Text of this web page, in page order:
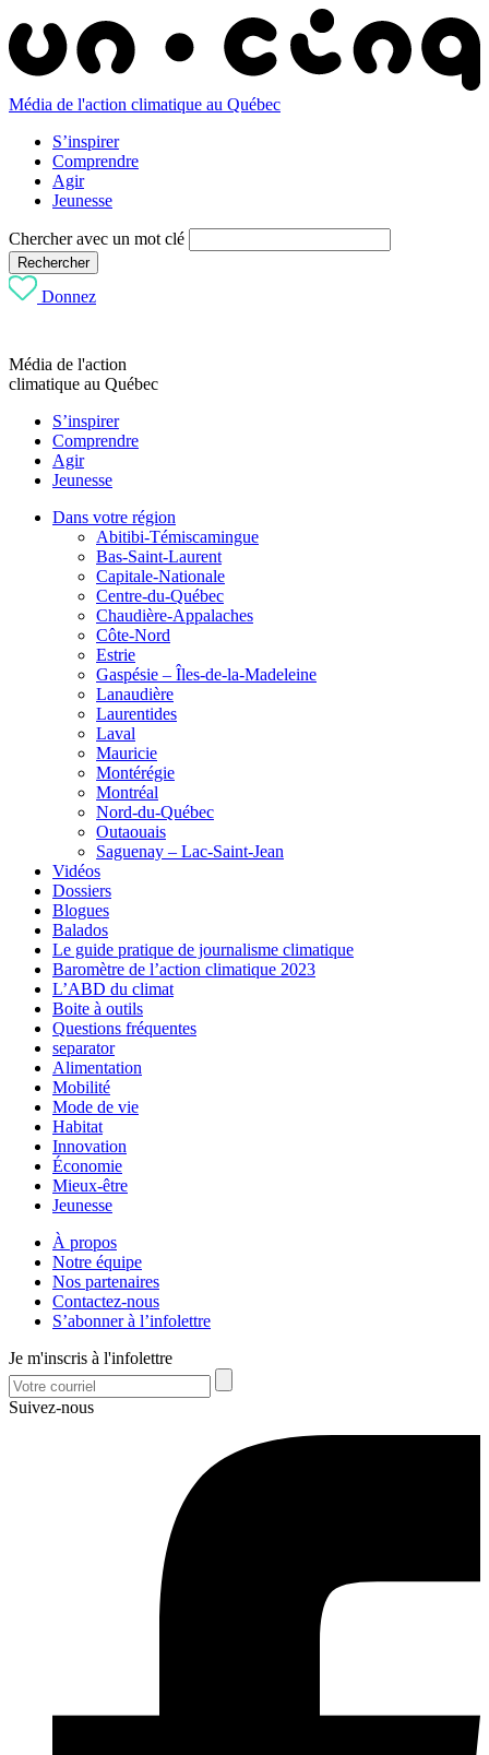
Média de l'action climatique au Québec
S’inspirer
Comprendre
Agir
Jeunesse
Chercher avec un mot clé
Rechercher
Donnez
Média de l'action
climatique au Québec
S’inspirer
Comprendre
Agir
Jeunesse
Dans votre région
Abitibi-Témiscamingue
Bas-Saint-Laurent
Capitale-Nationale
Centre-du-Québec
Chaudière-Appalaches
Côte-Nord
Estrie
Gaspésie – Îles-de-la-Madeleine
Lanaudière
Laurentides
Laval
Mauricie
Montérégie
Montréal
Nord-du-Québec
Outaouais
Saguenay – Lac-Saint-Jean
Vidéos
Dossiers
Blogues
Balados
Le guide pratique de journalisme climatique
Baromètre de l’action climatique 2023
L’ABD du climat
Boite à outils
Questions fréquentes
separator
Alimentation
Mobilité
Mode de vie
Habitat
Innovation
Économie
Mieux-être
Jeunesse
À propos
Notre équipe
Nos partenaires
Contactez-nous
S’abonner à l’infolettre
Je m'inscris à l'infolettre
Suivez-nous